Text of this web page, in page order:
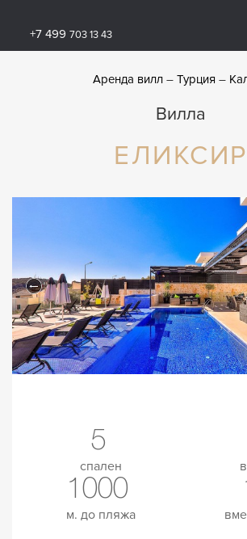
+7 499 703 13 43
Аренда вилл Турция
Вилла
ЕЛИКСИР
5
спален
1000
м. до пляжа